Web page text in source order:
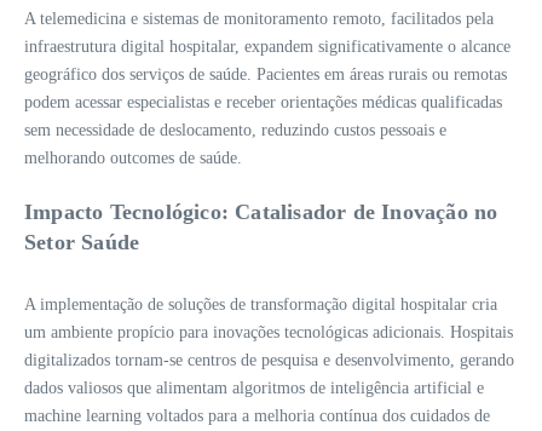
A telemedicina e sistemas de monitoramento remoto, facilitados pela
infraestrutura digital hospitalar, expandem significativamente o alcance
geográfico dos serviços de saúde. Pacientes em áreas rurais ou remotas
podem acessar especialistas e receber orientações médicas qualificadas
sem necessidade de deslocamento, reduzindo custos pessoais e
melhorando outcomes de saúde.
Impacto Tecnológico: Catalisador de Inovação no
Setor Saúde
A implementação de soluções de transformação digital hospitalar cria
um ambiente propício para inovações tecnológicas adicionais. Hospitais
digitalizados tornam-se centros de pesquisa e desenvolvimento, gerando
dados valiosos que alimentam algoritmos de inteligência artificial e
machine learning voltados para a melhoria contínua dos cuidados de